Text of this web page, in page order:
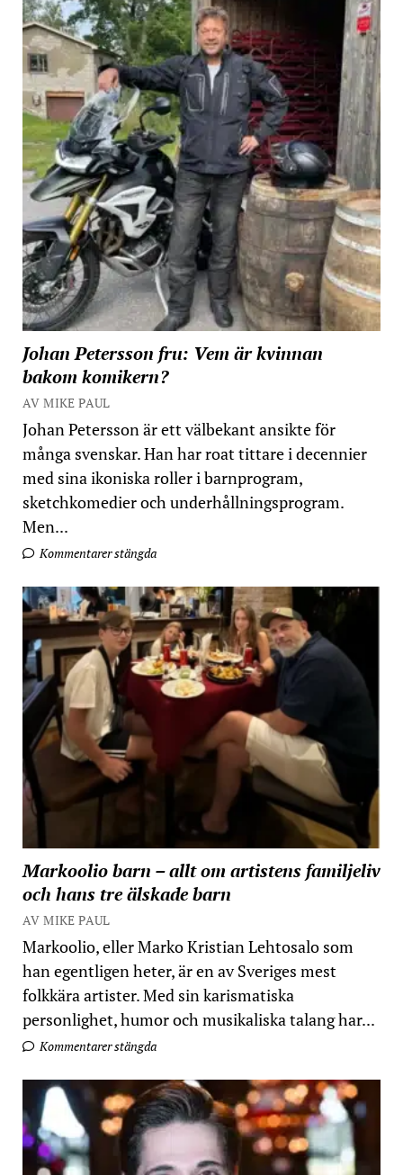
Johan Petersson fru: Vem är kvinnan
bakom komikern?
AV MIKE PAUL
Johan Petersson är ett välbekant ansikte för
många svenskar. Han har roat tittare i decennier
med sina ikoniska roller i barnprogram,
sketchkomedier och underhållningsprogram.
Men...
Kommentarer stängda
Markoolio barn – allt om artistens familjeliv
och hans tre älskade barn
AV MIKE PAUL
Markoolio, eller Marko Kristian Lehtosalo som
han egentligen heter, är en av Sveriges mest
folkkära artister. Med sin karismatiska
personlighet, humor och musikaliska talang har...
Kommentarer stängda